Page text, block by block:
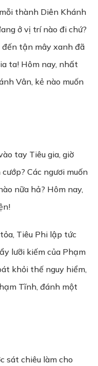
thành Diên Khánh
ở vị trí nào đi chứ?
đến tận mây xanh đã
ta! Hôm nay, nhất
Vân, kẻ nào muốn
tay Tiêu gia, giờ
Các ngươi muốn
nữa hả? Hôm nay,
Tiêu Phi lập tức
lưỡi kiếm của Phạm
khỏi thế nguy hiểm,
Tĩnh, đánh một
sát chiêu làm cho